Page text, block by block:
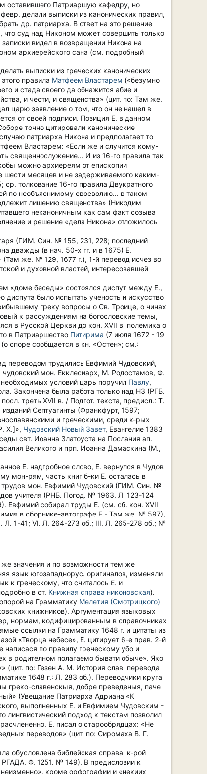
оставившего Патриаршую кафедру, но
делали выписки из канонических правил,
др. патриарха. В ответ на это решение
что суд над Никоном может совершить только
видел в возвращении Никона на
архиерейского сана (см. подробный
выписки из греческих канонических
правила Матфеем Властарем («безумно
и стада своего да обнажится абие и
и чести, и священства» (цит. по: Там же.
царю заявление о том, что он не нашел в
от своей подписи. Позиция Е. в данном
точно цитировали канонические
патриарха Никона и предполагает то
Властарем: «Если же и случится кому-
священнослужение... И из 16-го правила так
можно архиереям от епископии
шести месяцев и не задерживаемого каким-
толкование 16-го правила Двукратного
по необъяснимому своеволию... в таком
лишению священства» (Никодим
неканоничным как сам факт созыва
и решение «дела Никона» отложилось
(ГИМ. Син. № 155, 231, 228; последний
дважды (в нач. 50-х гг. и в 1675) Е.
(Там же. № 129, 1677 г.), 1-й перевод исчез во
и духовной властей, интересовавшей
«доме беседы» состоялся диспут между Е.,
было испытать ученость и искусство
греку вопросы о Св. Троице, о чинах
к рассуждениям на богословские темы,
в Русской Церкви до кон. XVII в. полемика о
в Патриаршество Питирима (7 июля 1672 - 19
споре сообщается в кн. «Остен»; см.:
переводом трудились Евфимий Чудовский,
мон. Екклесиарх, М. Родостамов, Ф.
условий царь поручил Павлу,
Закончена была работа только над НЗ (РГБ.
треть XVII в. / Подгот. текста, предисл.: Т.
Септуагинты (Франкфурт, 1597;
и греческими, среди к-рых
Х.]», Чудовский Новый Завет, Евангелие 1383
свт. Иоанна Златоуста на Послания ап.
Великого и прп. Иоанна Дамаскина (М.,
Е. надгробное слово, Е. вернулся в Чудов
мон-рям, часть книг б-ки Е. осталась в
трудов мон. Евфимий Чудовский (ГИМ. Син. №
учителя (РНБ. Погод. № 1963. Л. 123-124
собирал труды Е. (см. сб. кон. XVII
в сборнике-автографе Е.- Там же. № 597),
Л. 1-41; VI. Л. 264-273 об.; III. Л. 265-278 об.; №
значения и по возможности тем же
язык югозападнорус. оригиналов, изменяли
к греческому, что считалось Е. и
в ст. Книжная справа никоновская).
на Грамматику Мелетия (Смотрицкого)
книжников). Аргументация языковых
нормам, кодифицированным в справочниках
ссылки на Грамматику 1648 г. и цитаты из
«Творца небесе», Е. цитирует 6-е прав. 2-й
написася по правилу греческому убо и
в родителном полагаемо бывати обыче». Яко
(цит. по: Гезен А. М. История слав. перевода
1648 г.: Л. 283 об.). Переводчики круга
греко-славенскыя, добре преведеныя, паче
(Увещание Патриарха Адриана «К
выполненных Е. и Евфимием Чудовским -
подход к текстам позволил
Е. писал о старообрядцах: «Не
переводов» (цит. по: Сиромаха В. Г.
обусловлена библейская справа, к-рой
РГАДА. Ф. 1251. № 149). В предисловии к
кроме орфографии и «некиих